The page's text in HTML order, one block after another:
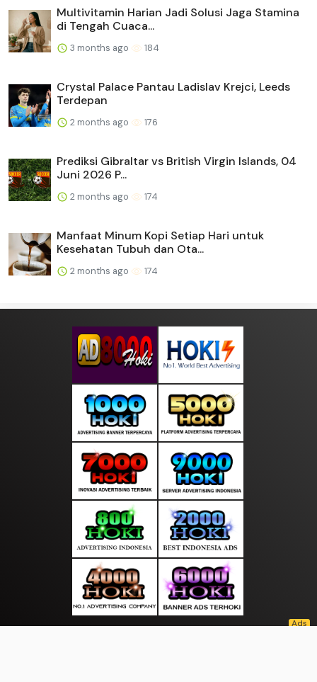
Multivitamin Harian Jadi Solusi Jaga Stamina
di Tengah Cuaca...
3 months ago 184
Crystal Palace Pantau Ladislav Krejci, Leeds
Terdepan
2 months ago 176
Prediksi Gibraltar vs British Virgin Islands, 04
Juni 2026 P...
2 months ago 174
Manfaat Minum Kopi Setiap Hari untuk
Kesehatan Tubuh dan Ota...
2 months ago 174